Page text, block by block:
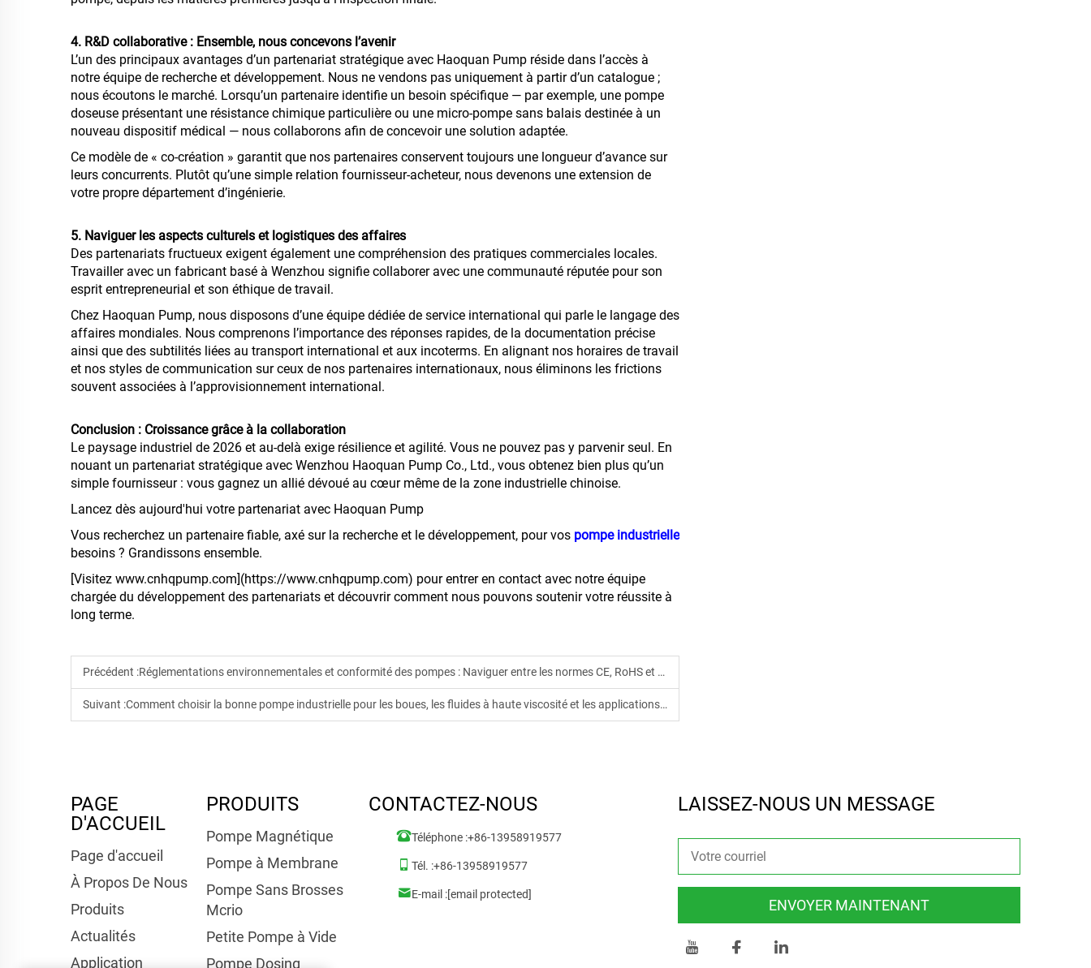
4. R&D collaborative : Ensemble, nous concevons l’avenir
L’un des principaux avantages d’un partenariat stratégique avec Haoquan Pump réside dans l’accès à
notre équipe de recherche et développement. Nous ne vendons pas uniquement à partir d’un catalogue ;
nous écoutons le marché. Lorsqu’un partenaire identifie un besoin spécifique — par exemple, une pompe
doseuse présentant une résistance chimique particulière ou une micro-pompe sans balais destinée à un
nouveau dispositif médical — nous collaborons afin de concevoir une solution adaptée.
Ce modèle de « co-création » garantit que nos partenaires conservent toujours une longueur d’avance sur
leurs concurrents. Plutôt qu’une simple relation fournisseur-acheteur, nous devenons une extension de
votre propre département d’ingénierie.
5. Naviguer les aspects culturels et logistiques des affaires
Des partenariats fructueux exigent également une compréhension des pratiques commerciales locales.
Travailler avec un fabricant basé à Wenzhou signifie collaborer avec une communauté réputée pour son
esprit entrepreneurial et son éthique de travail.
Chez Haoquan Pump, nous disposons d’une équipe dédiée de service international qui parle le langage des
affaires mondiales. Nous comprenons l’importance des réponses rapides, de la documentation précise
ainsi que des subtilités liées au transport international et aux incoterms. En alignant nos horaires de travail
et nos styles de communication sur ceux de nos partenaires internationaux, nous éliminons les frictions
souvent associées à l’approvisionnement international.
Conclusion : Croissance grâce à la collaboration
Le paysage industriel de 2026 et au-delà exige résilience et agilité. Vous ne pouvez pas y parvenir seul. En
nouant un partenariat stratégique avec Wenzhou Haoquan Pump Co., Ltd., vous obtenez bien plus qu’un
simple fournisseur : vous gagnez un allié dévoué au cœur même de la zone industrielle chinoise.
Lancez dès aujourd'hui votre partenariat avec Haoquan Pump
Vous recherchez un partenaire fiable, axé sur la recherche et le développement, pour vos pompe industrielle
besoins ? Grandissons ensemble.
[Visitez www.cnhqpump.com](https://www.cnhqpump.com) pour entrer en contact avec notre équipe
chargée du développement des partenariats et découvrir comment nous pouvons soutenir votre réussite à
long terme.
Précédent :Réglementations environnementales et conformité des pompes : Naviguer entre les normes CE, RoHS et au-delà
Suivant :Comment choisir la bonne pompe industrielle pour les boues, les fluides à haute viscosité et les applications abrasives
PAGE
D'ACCUEIL
Page d'accueil
À Propos De Nous
Produits
Actualités
Application
PRODUITS
Pompe Magnétique
Pompe à Membrane
Pompe Sans Brosses
Mcrio
Petite Pompe à Vide
Pompe Dosing
CONTACTEZ-NOUS
Téléphone :+86-13958919577
Tél. :+86-13958919577
E-mail :[email protected]
LAISSEZ-NOUS UN MESSAGE
ENVOYER MAINTENANT